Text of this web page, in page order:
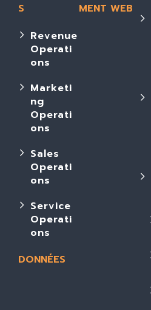
S
Revenue
Operati
ons
Marketi
ng
Operati
ons
Sales
Operati
ons
Service
Operati
ons
DONNÉES
MENT WEB